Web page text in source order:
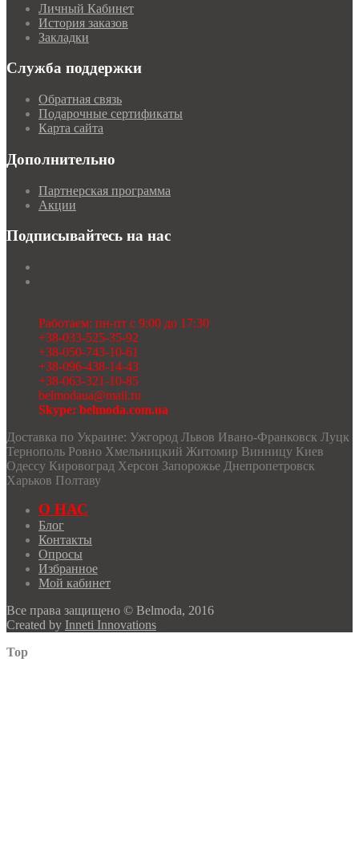
Личный Кабинет
История заказов
Закладки
Служба поддержки
Обратная связь
Подарочные сертификаты
Карта сайта
Дополнительно
Партнерская программа
Акции
Подписывайтесь на нас
Работаем: пн-пт с 9:00 до 17:30
+38-033-525-35-92
+38-050-743-10-61
+38-096-438-14-43
+38-063-321-10-85
belmodaua@mail.ru
Skype: belmoda.com.ua
Доставка по Украине: Ужгород Львов Ивано-Франковск Луцк
Тернополь Ровно Хмельницкий Житомир Винницу Киев
Одессу Кировоград Херсон Запорожье Днепропетровск
Харьков Полтаву
О НАС
Блог
Контакты
Опросы
Избранное
Мой кабинет
Все права защищено © Belmoda, 2016
Created by Inneti Innovations
Top